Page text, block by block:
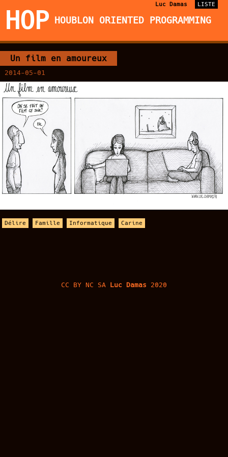
HOP HOUBLON ORIENTED PROGRAMMING
LISTE
Luc Damas
Un film en amoureux
2014-05-01
Délire Famille Informatique Carine
CC BY NC SA Luc Damas 2020